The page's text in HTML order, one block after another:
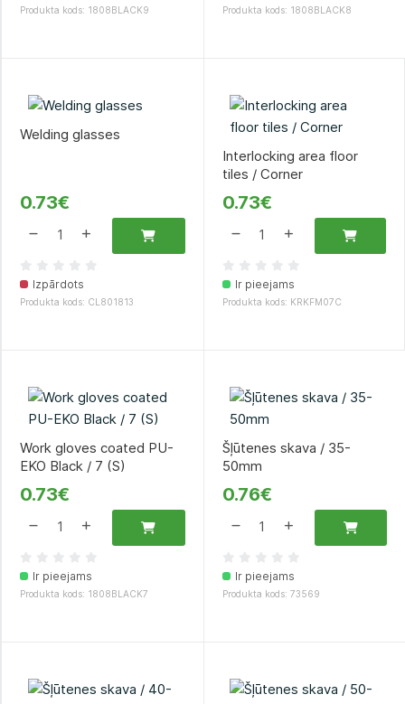
Produkta kods: 1808BLACK9 Produkta kods: 1808BLACK8
Welding glasses
0.73€
Izpārdots
Produkta kods: CL801813
Interlocking area floor
tiles / Corner
0.73€
Ir pieejams
Produkta kods: KRKFM07C
Work gloves coated PU-
EKO Black / 7 (S)
0.73€
Ir pieejams
Produkta kods: 1808BLACK7
Šļūtenes skava / 35-
50mm
0.76€
Ir pieejams
Produkta kods: 73569